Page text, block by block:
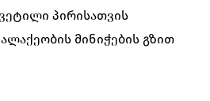
პირისათვის
მინიჭების გზით